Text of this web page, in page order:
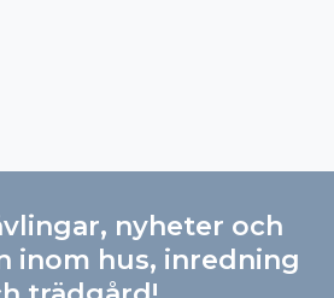
nyheter och
inom hus, inredning